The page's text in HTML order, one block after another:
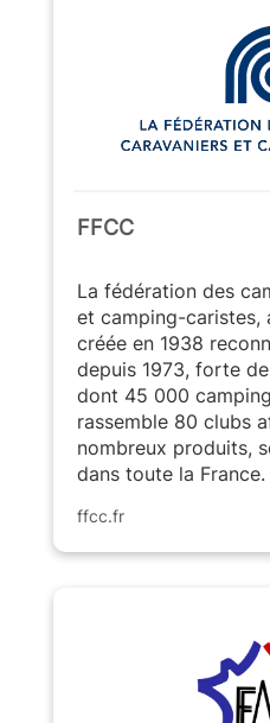
ffcc.fr
FFCC
La fédération des
et camping-caristes,
créée en 1938
depuis 1973, forte
dont 45 000
rassemble 80 clubs
nombreux produits,
dans toute la France.